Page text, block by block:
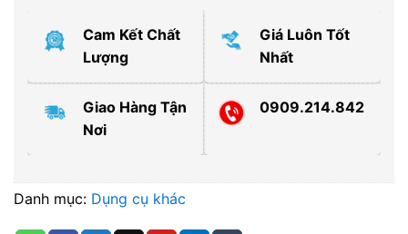
Cam Kết Chất
Lượng
Giá Luôn Tốt
Nhất
Giao Hàng Tận
Nơi
0909.214.842
Danh mục: Dụng cụ khác